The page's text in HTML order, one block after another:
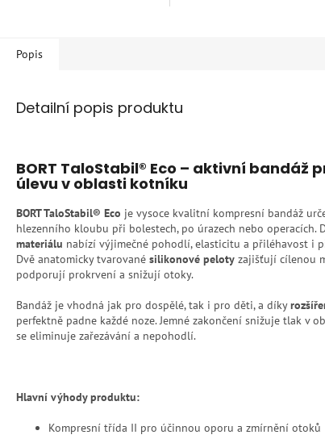
Popis
Detailní popis produktu
BORT TaloStabil® Eco – aktivní bandáž
úlevu v oblasti kotníku
BORT TaloStabil® Eco je vysoce kvalitní kompresní bandáž
hlezenního kloubu při bolestech, po úrazech nebo operacích.
materiálu nabízí výjimečné pohodlí, elasticitu a přiléhavost i
Dvě anatomicky tvarované silikonové peloty zajišťují cílenou
podporují prokrvení a snižují otoky.
Bandáž je vhodná jak pro dospělé, tak i pro děti, a díky
perfektně padne každé noze. Jemné zakončení snižuje tlak v
se eliminuje zařezávání a nepohodlí.
Hlavní výhody produktu:
Kompresní třída II pro účinnou oporu a zmírnění otoků